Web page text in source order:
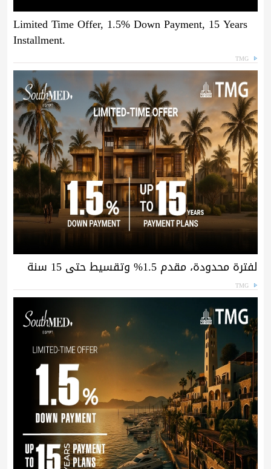
Limited Time Offer, 1.5% Down Payment, 15 Years
Installment.
TMG
لفترة محدودة، مقدم 1.5% وتقسيط حتى 15 سنة
TMG